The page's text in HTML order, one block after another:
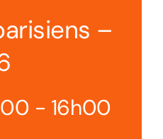
–
- 16h00